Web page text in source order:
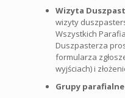
Wizyta
wizyty
Wszystkich
Duszpasterza
formularza
wyjściach) i
Grupy parafialne